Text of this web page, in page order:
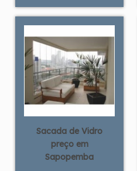
Sacada de Vidro
preço em
Sapopemba